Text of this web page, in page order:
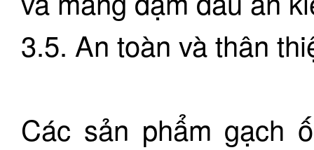
3.5. An toàn và thân
Các sản phẩm gạch